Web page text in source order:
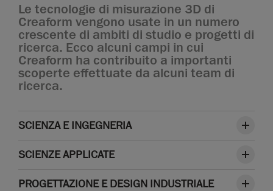
Le tecnologie di misurazione 3D di
Creaform vengono usate in un numero
crescente di ambiti di studio e progetti di
ricerca. Ecco alcuni campi in cui
Creaform ha contribuito a importanti
scoperte effettuate da alcuni team di
ricerca.
SCIENZA E INGEGNERIA
SCIENZE APPLICATE
PROGETTAZIONE E DESIGN INDUSTRIALE